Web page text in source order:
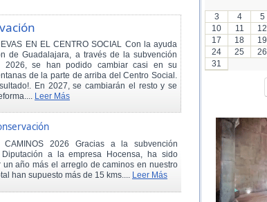
EN EL CENTRO SOCIAL Con la ayuda
de Guadalajara, a través de la subvención
2026, se han podido cambiar casi en su
de la parte de arriba del Centro Social.
En 2027, se cambiarán el resto y se
Leer Más
CAMINOS 2026 Gracias a la subvención
a la empresa Hocensa, ha sido
un año más el arreglo de caminos en nuestro
han supuesto más de 15 kms.... Leer Más
3
4 5
10
11 12
17
18 19
24
25 26
31